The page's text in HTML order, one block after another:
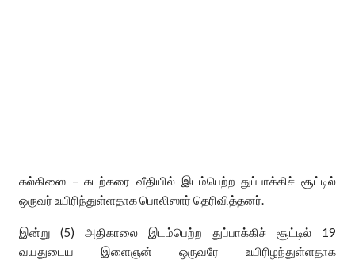
கல்கிஸை – கடற்கரை வீதியில் இடம்பெற்ற துப்பாக்கிச் சூட்டில்
ஒருவர் உயிரிந்துள்ளதாக பொலிஸார் தெரிவித்தனர்.
இன்று (5) அதிகாலை இடம்பெற்ற துப்பாக்கிச் சூட்டில் 19
வயதுடைய இளைஞன் ஒருவரே உயிரிழந்துள்ளதாக